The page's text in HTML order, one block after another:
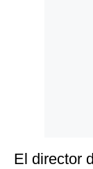
El director